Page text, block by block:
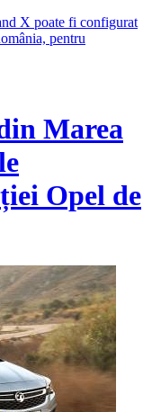
X poate fi configurat
pentru
Marea
Opel de